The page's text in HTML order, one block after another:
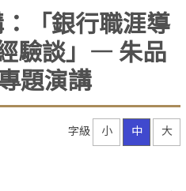
「銀行職涯導
驗談」— 朱品
題演講
字級 小 中 大